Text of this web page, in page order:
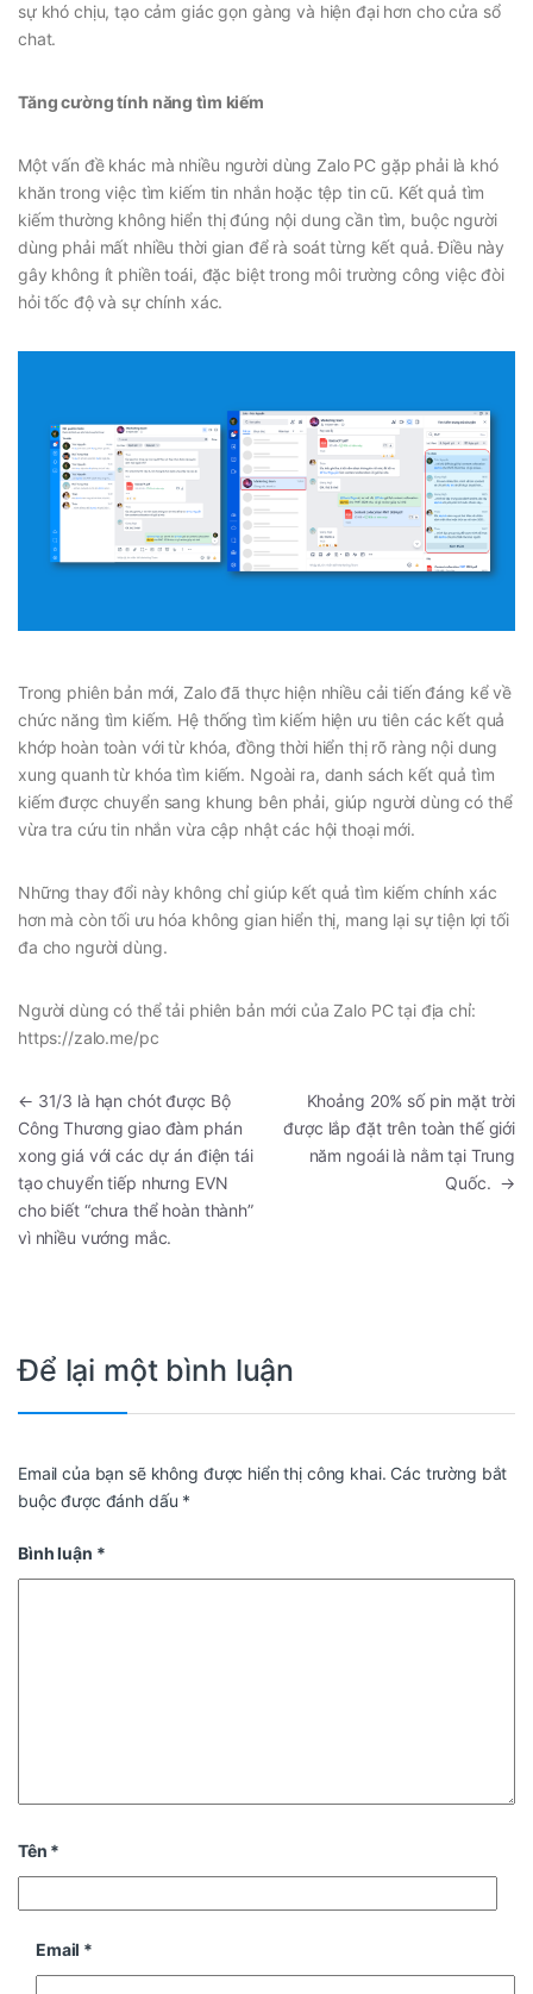
sự khó chịu, tạo cảm giác gọn gàng và hiện đại hơn cho cửa sổ
chat.
Tăng cường tính năng tìm kiếm
Một vấn đề khác mà nhiều người dùng Zalo PC gặp phải là khó
khăn trong việc tìm kiếm tin nhắn hoặc tệp tin cũ. Kết quả tìm
kiếm thường không hiển thị đúng nội dung cần tìm, buộc người
dùng phải mất nhiều thời gian để rà soát từng kết quả. Điều này
gây không ít phiền toái, đặc biệt trong môi trường công việc đòi
hỏi tốc độ và sự chính xác.
Trong phiên bản mới, Zalo đã thực hiện nhiều cải tiến đáng kể về
chức năng tìm kiếm. Hệ thống tìm kiếm hiện ưu tiên các kết quả
khớp hoàn toàn với từ khóa, đồng thời hiển thị rõ ràng nội dung
xung quanh từ khóa tìm kiếm. Ngoài ra, danh sách kết quả tìm
kiếm được chuyển sang khung bên phải, giúp người dùng có thể
vừa tra cứu tin nhắn vừa cập nhật các hội thoại mới.
Những thay đổi này không chỉ giúp kết quả tìm kiếm chính xác
hơn mà còn tối ưu hóa không gian hiển thị, mang lại sự tiện lợi tối
đa cho người dùng.
Người dùng có thể tải phiên bản mới của Zalo PC tại địa chỉ:
https://zalo.me/pc
← 31/3 là hạn chót được Bộ
Công Thương giao đàm phán
xong giá với các dự án điện tái
tạo chuyển tiếp nhưng EVN
cho biết “chưa thể hoàn thành”
vì nhiều vướng mắc.
Khoảng 20% số pin mặt trời
được lắp đặt trên toàn thế giới
năm ngoái là nằm tại Trung
Quốc. →
Để lại một bình luận
Email của bạn sẽ không được hiển thị công khai. Các trường bắt
buộc được đánh dấu *
Bình luận *
Tên *
Email *